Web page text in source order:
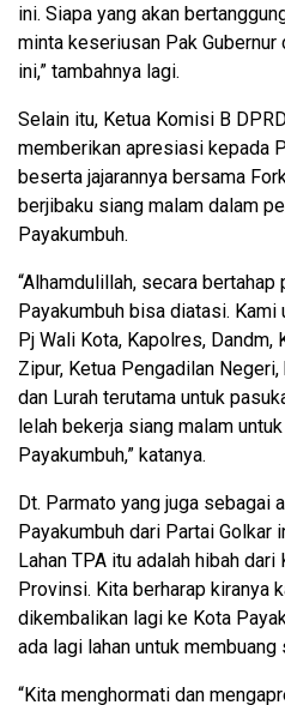
ini. Siapa yang akan
minta keseriusan Pak Gubernur
ini,” tambahnya lagi.
Selain itu, Ketua Komisi B
memberikan apresiasi kepada
beserta jajarannya bersama
berjibaku siang malam dalam
Payakumbuh.
“Alhamdulillah, secara
Payakumbuh bisa diatasi.
Pj Wali Kota, Kapolres, Dandm,
Zipur, Ketua Pengadilan
dan Lurah terutama untuk
lelah bekerja siang malam
Payakumbuh,” katanya.
Dt. Parmato yang juga sebagai
Payakumbuh dari Partai Golkar
Lahan TPA itu adalah hibah
Provinsi. Kita berharap kiranya
dikembalikan lagi ke Kota
ada lagi lahan untuk
“Kita menghormati dan